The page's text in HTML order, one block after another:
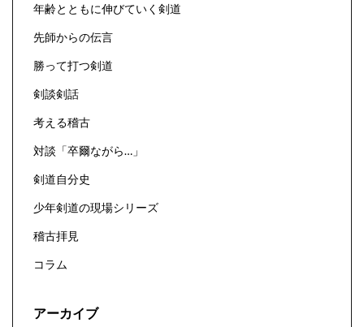
年齢とともに伸びていく剣道
先師からの伝言
勝って打つ剣道
剣談剣話
考える稽古
対談「卒爾ながら…」
剣道自分史
少年剣道の現場シリーズ
稽古拝見
コラム
アーカイブ